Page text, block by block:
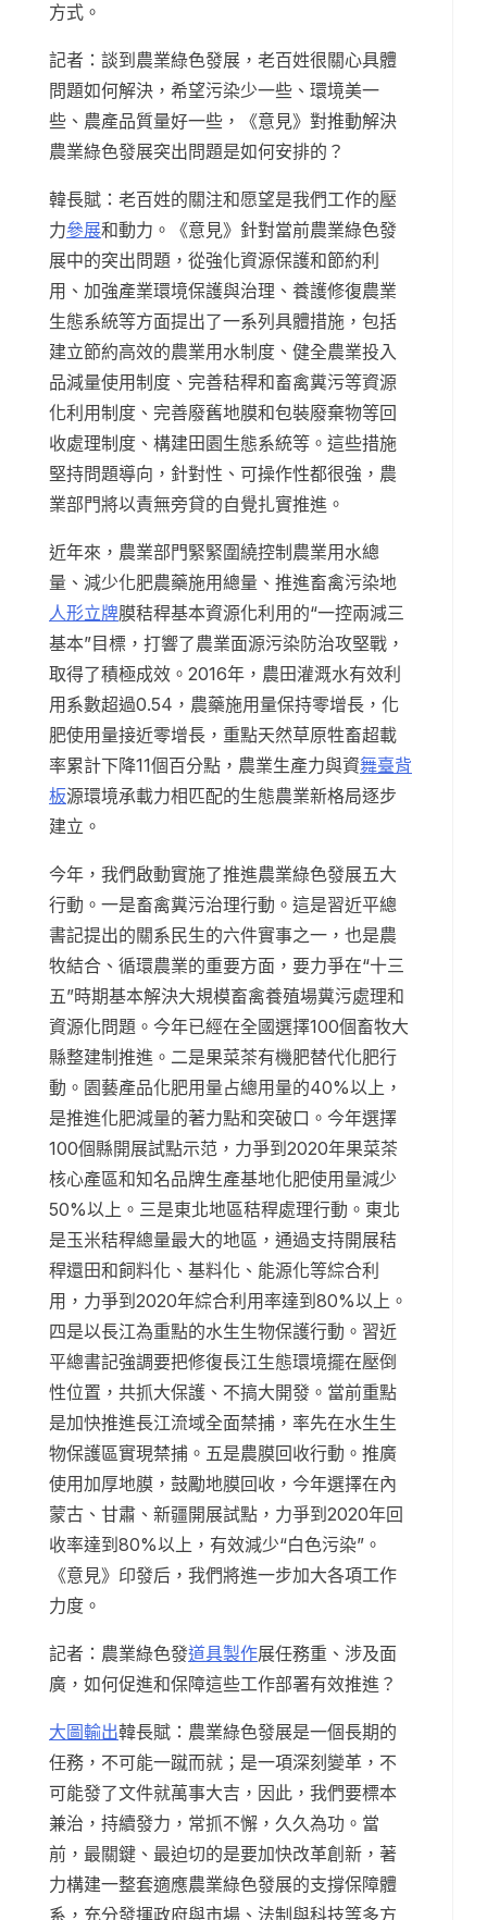
方式。
記者：談到農業綠色發展，老百姓很關心具體
問題如何解決，希望污染少一些、環境美一
些、農產品質量好一些，《意見》對推動解決
農業綠色發展突出問題是如何安排的？
韓長賦：老百姓的關注和愿望是我們工作的壓
力參展和動力。《意見》針對當前農業綠色發
展中的突出問題，從強化資源保護和節約利
用、加強產業環境保護與治理、養護修復農業
生態系統等方面提出了一系列具體措施，包括
建立節約高效的農業用水制度、健全農業投入
品減量使用制度、完善秸稈和畜禽糞污等資源
化利用制度、完善廢舊地膜和包裝廢棄物等回
收處理制度、構建田園生態系統等。這些措施
堅持問題導向，針對性、可操作性都很強，農
業部門將以責無旁貸的自覺扎實推進。
近年來，農業部門緊緊圍繞控制農業用水總
量、減少化肥農藥施用總量、推進畜禽污染地
人形立牌膜秸稈基本資源化利用的“一控兩減三
基本”目標，打響了農業面源污染防治攻堅戰，
取得了積極成效。2016年，農田灌溉水有效利
用系數超過0.54，農藥施用量保持零增長，化
肥使用量接近零增長，重點天然草原牲畜超載
率累計下降11個百分點，農業生產力與資舞臺背
板源環境承載力相匹配的生態農業新格局逐步
建立。
今年，我們啟動實施了推進農業綠色發展五大
行動。一是畜禽糞污治理行動。這是習近平總
書記提出的關系民生的六件實事之一，也是農
牧結合、循環農業的重要方面，要力爭在“十三
五”時期基本解決大規模畜禽養殖場糞污處理和
資源化問題。今年已經在全國選擇100個畜牧大
縣整建制推進。二是果菜茶有機肥替代化肥行
動。園藝產品化肥用量占總用量的40%以上，
是推進化肥減量的著力點和突破口。今年選擇
100個縣開展試點示范，力爭到2020年果菜茶
核心產區和知名品牌生產基地化肥使用量減少
50%以上。三是東北地區秸稈處理行動。東北
是玉米秸稈總量最大的地區，通過支持開展秸
稈還田和飼料化、基料化、能源化等綜合利
用，力爭到2020年綜合利用率達到80%以上。
四是以長江為重點的水生生物保護行動。習近
平總書記強調要把修復長江生態環境擺在壓倒
性位置，共抓大保護、不搞大開發。當前重點
是加快推進長江流域全面禁捕，率先在水生生
物保護區實現禁捕。五是農膜回收行動。推廣
使用加厚地膜，鼓勵地膜回收，今年選擇在內
蒙古、甘肅、新疆開展試點，力爭到2020年回
收率達到80%以上，有效減少“白色污染”。
《意見》印發后，我們將進一步加大各項工作
力度。
記者：農業綠色發道具製作展任務重、涉及面
廣，如何促進和保障這些工作部署有效推進？
大圖輸出韓長賦：農業綠色發展是一個長期的
任務，不可能一蹴而就；是一項深刻變革，不
可能發了文件就萬事大吉，因此，我們要標本
兼治，持續發力，常抓不懈，久久為功。當
前，最關鍵、最迫切的是要加快改革創新，著
力構建一整套適應農業綠色發展的支撐保障體
系，充分發揮政府與市場、法制與科技等多方